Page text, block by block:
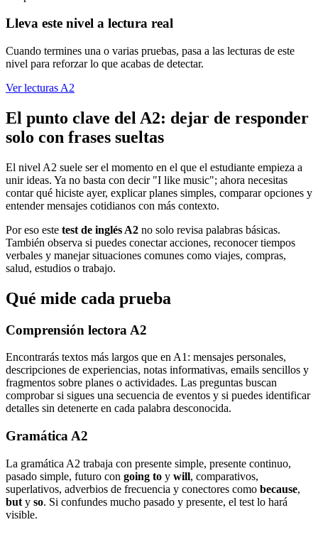
Lleva este nivel a lectura real
Cuando termines una o varias pruebas, pasa a las lecturas de este
nivel para reforzar lo que acabas de detectar.
Ver lecturas A2
El punto clave del A2: dejar de responder
solo con frases sueltas
El nivel A2 suele ser el momento en el que el estudiante empieza a
unir ideas. Ya no basta con decir "I like music"; ahora necesitas
contar qué hiciste ayer, explicar planes simples, comparar opciones y
entender mensajes cotidianos con más contexto.
Por eso este test de inglés A2 no solo revisa palabras básicas.
También observa si puedes conectar acciones, reconocer tiempos
verbales y manejar situaciones comunes como viajes, compras,
salud, estudios o trabajo.
Qué mide cada prueba
Comprensión lectora A2
Encontrarás textos más largos que en A1: mensajes personales,
descripciones de experiencias, notas informativas, emails sencillos y
fragmentos sobre planes o actividades. Las preguntas buscan
comprobar si sigues una secuencia de eventos y si puedes identificar
detalles sin detenerte en cada palabra desconocida.
Gramática A2
La gramática A2 trabaja con presente simple, presente continuo,
pasado simple, futuro con going to y will, comparativos,
superlativos, adverbios de frecuencia y conectores como because,
but y so. Si confundes mucho pasado y presente, el test lo hará
visible.